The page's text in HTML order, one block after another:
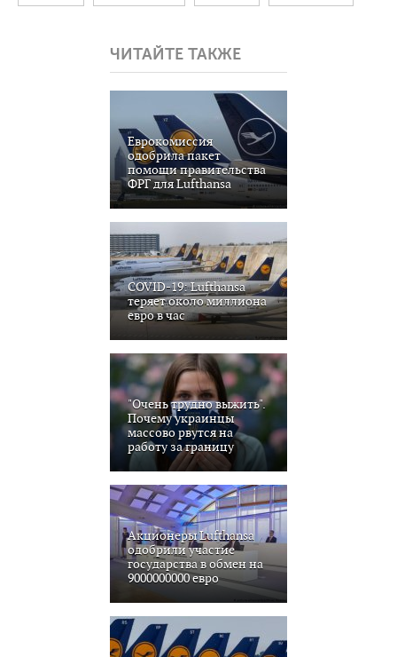
ЧИТАЙТЕ ТАКЖЕ
Еврокомиссия
одобрила пакет
помощи правительства
ФРГ для Lufthansa
COVID-19: Lufthansa
теряет около миллиона
евро в час
"Очень трудно выжить".
Почему украинцы
массово рвутся на
работу за границу
Акционеры Lufthansa
одобрили участие
государства в обмен на
9000000000 евро